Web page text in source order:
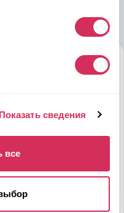
Показать сведения
все